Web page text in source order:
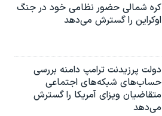
کره شمالی حضور نظامی خود در جنگ
اوکراین را گسترش می‌دهد
دولت پرزیدنت ترامپ دامنه بررسی
حساب‌های شبکه‌های اجتماعی
متقاضیان ویزای آمریکا را گسترش
می‌دهد